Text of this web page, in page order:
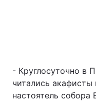
- Круглосуточно в
читались
настоятель